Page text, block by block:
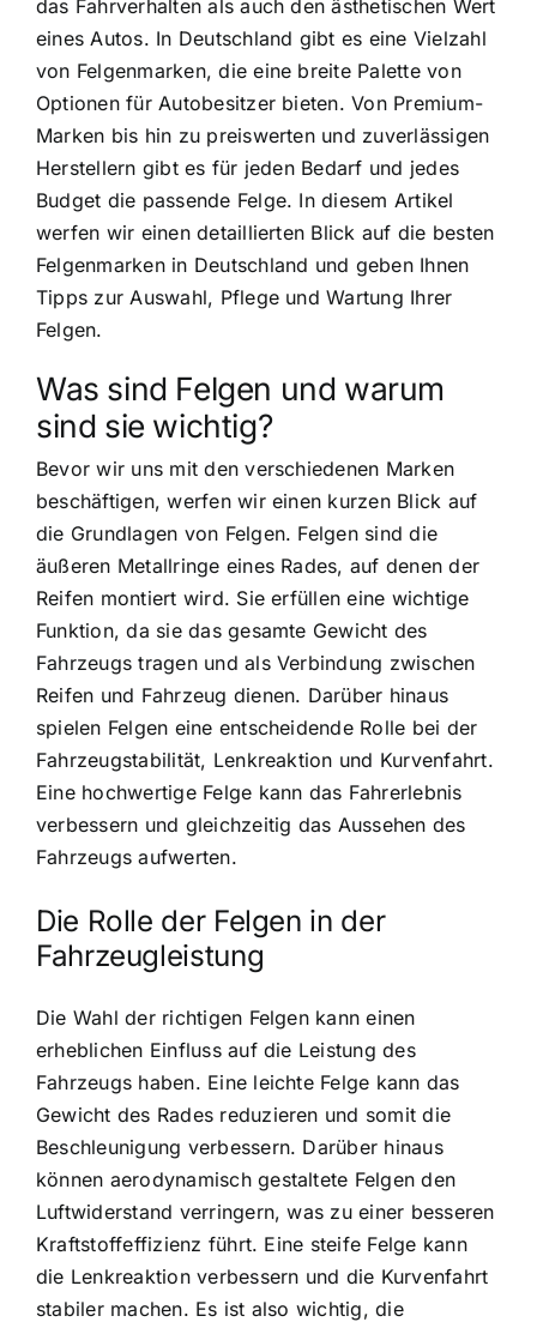
das Fahrverhalten als auch den ästhetischen Wert
eines Autos. In Deutschland gibt es eine Vielzahl
von Felgenmarken, die eine breite Palette von
Optionen für Autobesitzer bieten. Von Premium-
Marken bis hin zu preiswerten und zuverlässigen
Herstellern gibt es für jeden Bedarf und jedes
Budget die passende Felge. In diesem Artikel
werfen wir einen detaillierten Blick auf die besten
Felgenmarken in Deutschland und geben Ihnen
Tipps zur Auswahl, Pflege und Wartung Ihrer
Felgen.
Was sind Felgen und warum
sind sie wichtig?
Bevor wir uns mit den verschiedenen Marken
beschäftigen, werfen wir einen kurzen Blick auf
die Grundlagen von Felgen. Felgen sind die
äußeren Metallringe eines Rades, auf denen der
Reifen montiert wird. Sie erfüllen eine wichtige
Funktion, da sie das gesamte Gewicht des
Fahrzeugs tragen und als Verbindung zwischen
Reifen und Fahrzeug dienen. Darüber hinaus
spielen Felgen eine entscheidende Rolle bei der
Fahrzeugstabilität, Lenkreaktion und Kurvenfahrt.
Eine hochwertige Felge kann das Fahrerlebnis
verbessern und gleichzeitig das Aussehen des
Fahrzeugs aufwerten.
Die Rolle der Felgen in der
Fahrzeugleistung
Die Wahl der richtigen Felgen kann einen
erheblichen Einfluss auf die Leistung des
Fahrzeugs haben. Eine leichte Felge kann das
Gewicht des Rades reduzieren und somit die
Beschleunigung verbessern. Darüber hinaus
können aerodynamisch gestaltete Felgen den
Luftwiderstand verringern, was zu einer besseren
Kraftstoffeffizienz führt. Eine steife Felge kann
die Lenkreaktion verbessern und die Kurvenfahrt
stabiler machen. Es ist also wichtig, die